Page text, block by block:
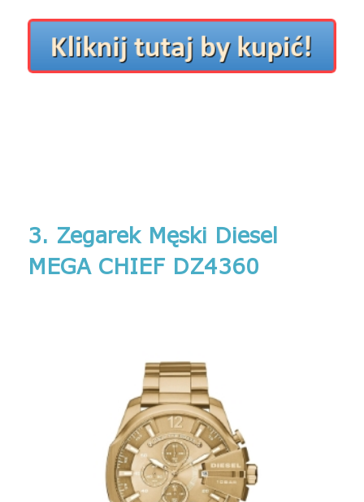
3. Zegarek Męski Diesel
MEGA CHIEF DZ4360